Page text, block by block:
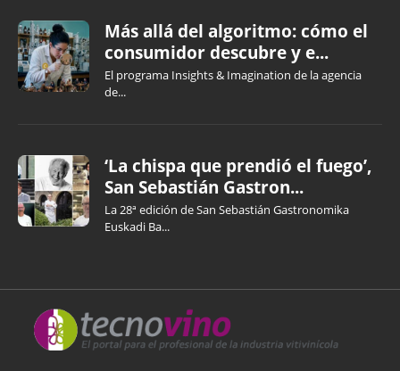
Más allá del algoritmo: cómo el
consumidor descubre y e...
El programa Insights & Imagination de la agencia
de...
‘La chispa que prendió el fuego’,
San Sebastián Gastron...
La 28ª edición de San Sebastián Gastronomika
Euskadi Ba...